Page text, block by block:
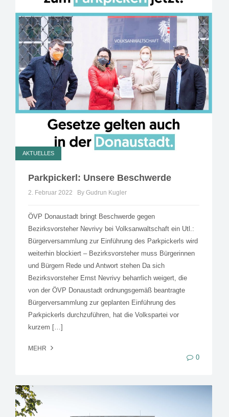
AKTUELLES
Parkpickerl: Unsere Beschwerde
2. Februar 2022 By Gudrun Kugler
ÖVP Donaustadt bringt Beschwerde gegen
Bezirksvorsteher Nevrivy bei Volksanwaltschaft ein Utl.:
Bürgerversammlung zur Einführung des Parkpickerls wird
weiterhin blockiert – Bezirksvorsteher muss Bürgerinnen
und Bürgern Rede und Antwort stehen Da sich
Bezirksvorsteher Ernst Nevrivy beharrlich weigert, die
von der ÖVP Donaustadt ordnungsgemäß beantragte
Bürgerversammlung zur geplanten Einführung des
Parkpickerls durchzuführen, hat die Volkspartei vor
kurzem […]
MEHR
0